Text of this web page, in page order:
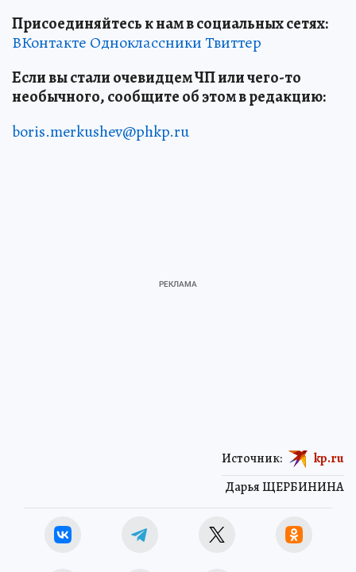
Присоединяйтесь к нам в социальных сетях:
ВКонтакте ОдноклассникиТвиттер
Если вы стали очевидцем ЧП или чего-то
необычного, сообщите об этом в редакцию:
boris.merkushev@phkp.ru
Дарья ЩЕРБИНИНА
Источник: kp.ru